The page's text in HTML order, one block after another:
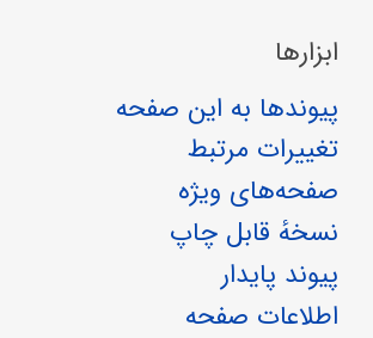
ابزارها
پیوندها به این صفحه
تغییرات مرتبط
صفحه‌های ویژه
نسخهٔ قابل چاپ
پیوند پایدار
اطلاعات صفحه